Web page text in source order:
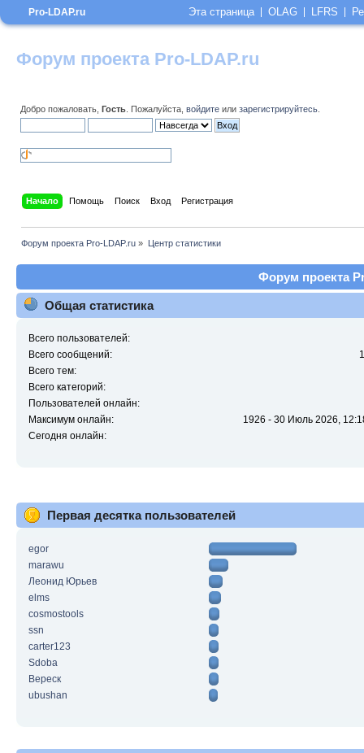
Форум проекта Pro-LDAP.ru
Добро пожаловать, Гость . Пожалуйста, войдите или зарегистрируйтесь
Начало Помощь Поиск Вход Регистрация
Форум проекта Pro-LDAP.ru » Центр статистики
Форум проекта
Общая статистика
Всего пользователей:
Всего сообщений:
Всего тем:
Всего категорий:
Пользователей онлайн:
Максимум онлайн:
1926 - 30 Июль 2026,
Сегодня онлайн:
Первая десятка пользователей
egor
marawu
Леонид Юрьев
elms
cosmostools
ssn
carter123
Sdoba
Вереск
ubushan
Pro-LDAP.ru Эта страница OLAG LFRS